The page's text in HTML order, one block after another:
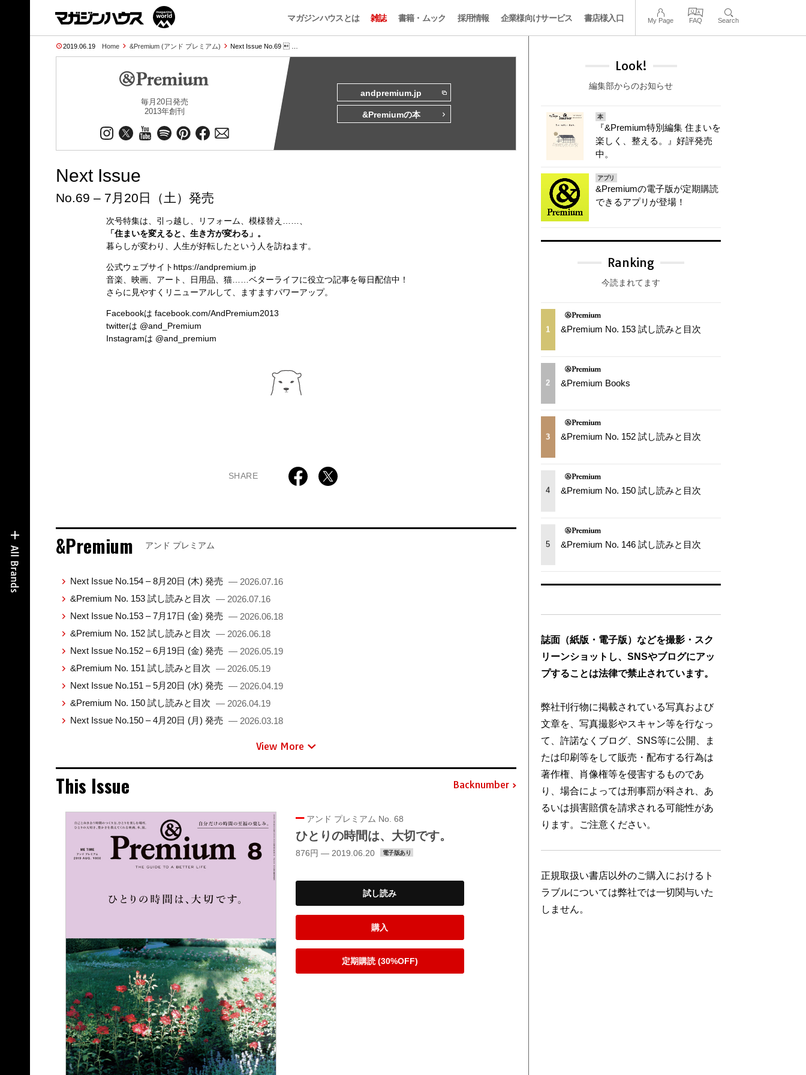
マガジンハウスとは 雑誌 書籍・ムック 採用情報 企業様向けサービス 書店様入口 My Page FAQ Search
2019.06.19 Home &Premium (アンド プレミアム) Next Issue No.69  …
毎月20日発売
2013年創刊
andpremium.jp
&Premiumの本
Next Issue
No.69 – 7月20日（土）発売
次号特集は、引っ越し、リフォーム、模様替え……、
「住まいを変えると、生き方が変わる」。
暮らしが変わり、人生が好転したという人を訪ねます。
公式ウェブサイト https://andpremium.jp
音楽、映画、アート、日用品、猫……ベターライフに役立つ記事を毎日配信中！
さらに見やすくリニューアルして、ますますパワーアップ。
Facebookは facebook.com/AndPremium2013
twitterは @and_Premium
Instagramは @and_premium
SHARE
&Premium アンド プレミアム
Next Issue No.154 – 8月20日 (木) 発売 — 2026.07.16
&Premium No. 153 試し読みと目次 — 2026.07.16
Next Issue No.153 – 7月17日 (金) 発売 — 2026.06.18
&Premium No. 152 試し読みと目次 — 2026.06.18
Next Issue No.152 – 6月19日 (金) 発売 — 2026.05.19
&Premium No. 151 試し読みと目次 — 2026.05.19
Next Issue No.151 – 5月20日 (水) 発売 — 2026.04.19
&Premium No. 150 試し読みと目次 — 2026.04.19
Next Issue No.150 – 4月20日 (月) 発売 — 2026.03.18
View More
This Issue Backnumber
アンド プレミアム No. 68
ひとりの時間は、大切です。
876円 — 2019.06.20 電子版あり
試し読み
購入
定期購読 (30%OFF)
Look!
編集部からのお知らせ
本
『&Premium特別編集 住まいを
楽しく、整える。』好評発売
中。
アプリ
&Premiumの電子版が定期購読
できるアプリが登場！
Ranking
今読まれてます
1 &Premium No. 153 試し読みと目次
2 &Premium Books
3 &Premium No. 152 試し読みと目次
4 &Premium No. 150 試し読みと目次
5 &Premium No. 146 試し読みと目次
誌面（紙版・電子版）などを撮影・スク
リーンショットし、SNSやブログにアッ
プすることは法律で禁止されています。
弊社刊行物に掲載されている写真および
文章を、写真撮影やスキャン等を行なっ
て、許諾なくブログ、SNS等に公開、ま
たは印刷等をして販売・配布する行為は
著作権、肖像権等を侵害するものであ
り、場合によっては刑事罰が科され、あ
るいは損害賠償を請求される可能性があ
ります。ご注意ください。
正規取扱い書店以外のご購入におけるト
ラブルについては弊社では一切関与いた
しません。